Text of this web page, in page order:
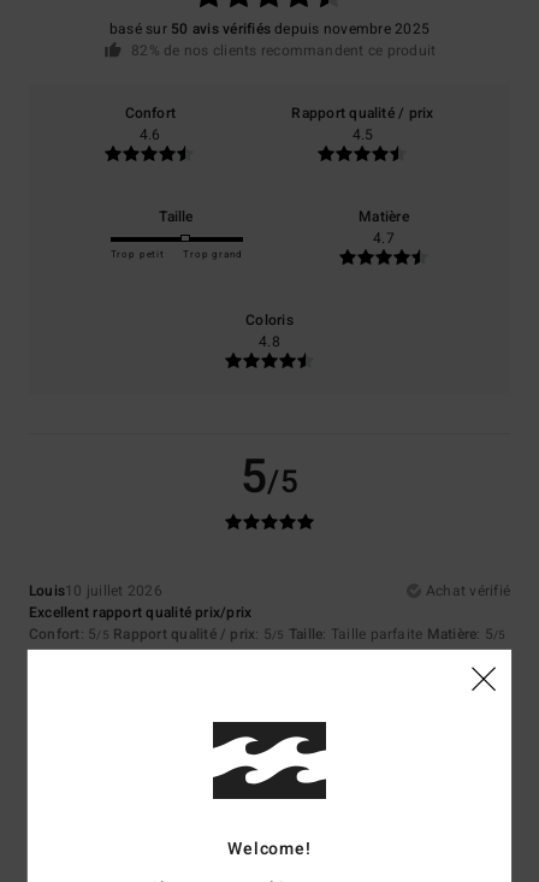
basé sur 50 avis vérifiésdepuis novembre 2025
82% de nos clients recommandent ce produit
Confort
4.6
Rapport qualité / prix
4.5
Taille
Trop petit Trop grand
Matière
4.7
Coloris
4.8
5/5
Louis10 juillet 2026
Achat vérifié
Excellent rapport qualité prix/prix
Confort: 5/5 Rapport qualité / prix: 5/5 Taille: Taille parfaite Matière: 5/5
Coloris: 5
5/5
Welcome!